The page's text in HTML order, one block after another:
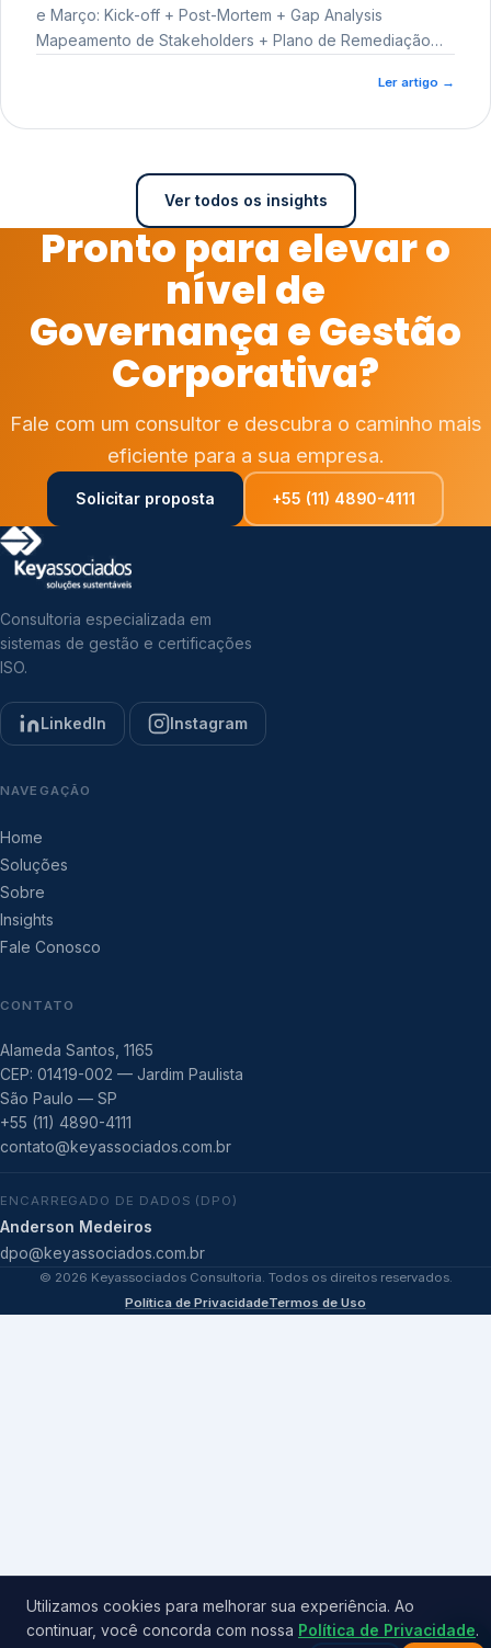
e Março: Kick-off + Post-Mortem + Gap Analysis
Mapeamento de Stakeholders + Plano de Remediação
Ler artigo →
Ver todos os insights
Pronto para elevar o
nível de
Governança e Gestão
Corporativa?
Fale com um consultor e descubra o caminho mais
eficiente para a sua empresa.
Solicitar proposta +55 (11) 4890-4111
Consultoria especializada em
sistemas de gestão e certificações
ISO.
LinkedIn Instagram
NAVEGAÇÃO
Home
Soluções
Sobre
Insights
Fale Conosco
CONTATO
Alameda Santos, 1165
CEP: 01419-002 — Jardim Paulista
São Paulo — SP
+55 (11) 4890-4111
contato@keyassociados.com.br
ENCARREGADO DE DADOS (DPO)
Anderson Medeiros
dpo@keyassociados.com.br
© 2026 Keyassociados Consultoria. Todos os direitos reservados.
Política de PrivacidadeTermos de Uso
Utilizamos cookies para melhorar sua experiência. Ao
continuar, você concorda com nossa Política de Privacidade.